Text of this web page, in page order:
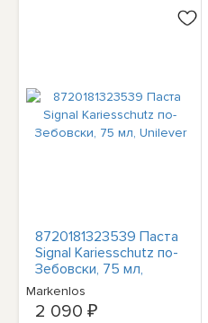
8720181323539 Паста
Signal Kariesschutz по-
Зебовски, 75 мл,
Unilever
Markenlos
2 090 ₽